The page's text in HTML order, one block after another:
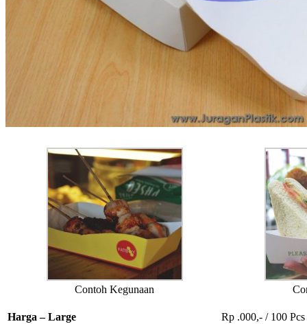
Contoh Kegunaan
Harga – Large
Rp .000,- / 100 Pcs